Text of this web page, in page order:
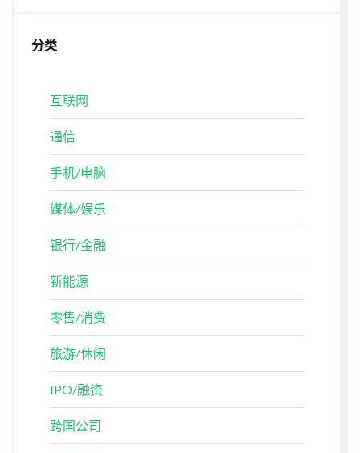
分类
互联网
通信
手机/电脑
媒体/娱乐
银行/金融
新能源
零售/消费
旅游/休闲
IPO/融资
跨国公司